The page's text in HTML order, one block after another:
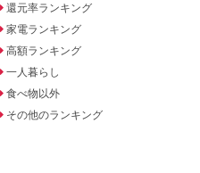
還元率ランキング
家電ランキング
高額ランキング
一人暮らし
食べ物以外
その他のランキング